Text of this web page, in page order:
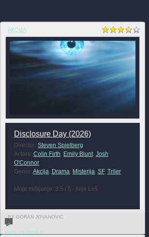
AKCIJA
Disclosure Day (2026)
Director: Steven Spielberg
Actors: Colin Firth, Emily Blunt, Josh
O'Connor
Genre: Akcija, Drama, Misterija, SF, Triler
Moje mišljenje: 3.5 / 5 - Nije Loš
BY GORAN JOVANOVIĆ
0
FULL REVIEW »